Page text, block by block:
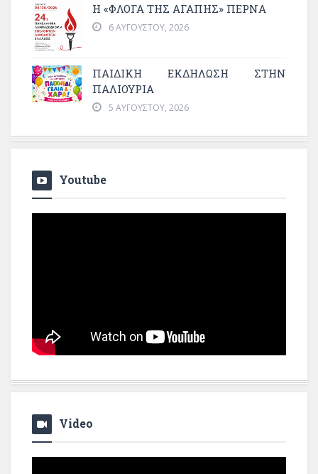
Η «ΦΛΌΓΑ ΤΗΣ ΑΓΆΠΗΣ» ΠΕΡΝΆ
6 ΑΥΓΟΎΣΤΟΥ, 2026
ΠΑΙΔΙΚΗ ΕΚΔΗΛΩΣΗ ΣΤΗΝ
ΠΑΛΙΟΥΡΙΑ
5 ΑΥΓΟΎΣΤΟΥ, 2026
Youtube
Video